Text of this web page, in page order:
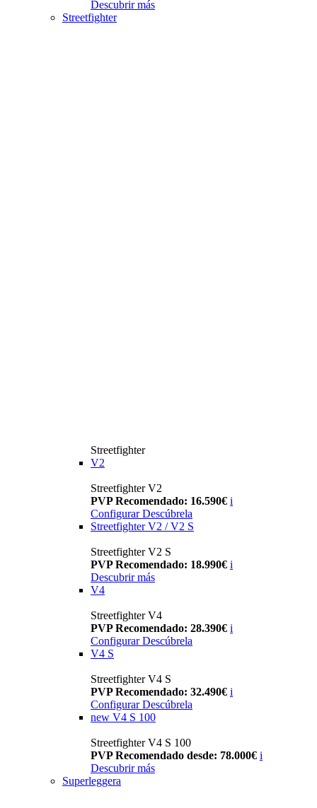
Descubrir más
Streetfighter
Streetfighter
V2
Streetfighter V2
PVP Recomendado: 16.590€ i
Configurar Descúbrela
Streetfighter V2 / V2 S
Streetfighter V2 S
PVP Recomendado: 18.990€ i
Descubrir más
V4
Streetfighter V4
PVP Recomendado: 28.390€ i
Configurar Descúbrela
V4 S
Streetfighter V4 S
PVP Recomendado: 32.490€ i
Configurar Descúbrela
new V4 S 100
Streetfighter V4 S 100
PVP Recomendado desde: 78.000€ i
Descubrir más
Superleggera